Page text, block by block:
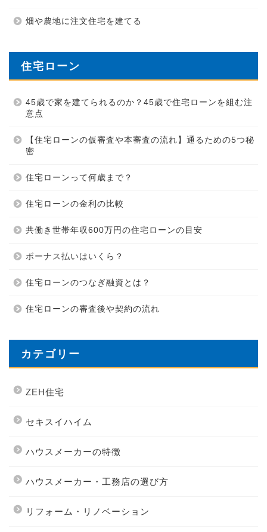
畑や農地に注文住宅を建てる
住宅ローン
45歳で家を建てられるのか？45歳で住宅ローンを組む注
意点
【住宅ローンの仮審査や本審査の流れ】通るための5つ秘
密
住宅ローンって何歳まで？
住宅ローンの金利の比較
共働き世帯年収600万円の住宅ローンの目安
ボーナス払いはいくら？
住宅ローンのつなぎ融資とは？
住宅ローンの審査後や契約の流れ
カテゴリー
ZEH住宅
セキスイハイム
ハウスメーカーの特徴
ハウスメーカー・工務店の選び方
リフォーム・リノベーション